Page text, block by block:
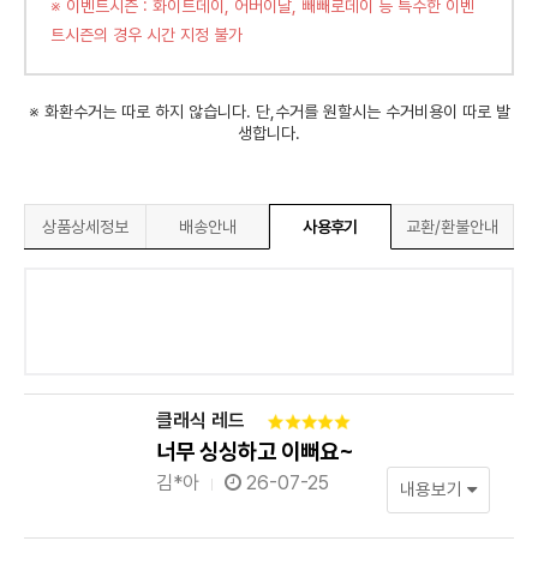
※ 이벤트시즌 : 화이트데이, 어버이날, 빼빼로데이 등 특수한 이벤
트시즌의 경우 시간 지정 불가
※ 화환수거는 따로 하지 않습니다. 단,수거를 원할시는 수거비용이 따로 발
생합니다.
상품상세정보 배송안내 사용후기 교환/환불안내
클래식 레드
너무 싱싱하고 이뻐요~
김*아 26-07-25 내용보기